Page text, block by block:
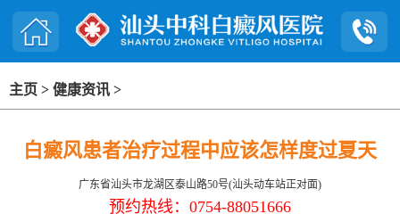
主页 > 健康资讯 >
白癜风患者治疗过程中应该怎样度过夏天
广东省汕头市龙湖区泰山路50号(汕头动车站正对面)
预约热线：0754-88051666